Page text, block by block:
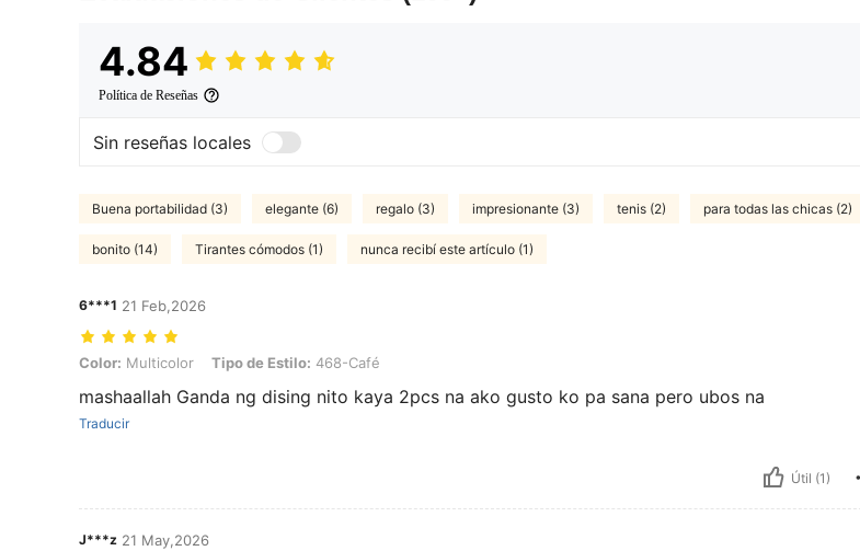
4.84
Política de Reseñas
Sin reseñas locales
Buena portabilidad (3) elegante (6) regalo (3) impresionante (3) tenis (2) para todas las chicas (2)
bonito (14) Tirantes cómodos (1) nunca recibí este artículo (1)
6***1 21 Feb,2026
Color: Multicolor, Tipo de Estilo: 468-Café
Color: Multicolor Tipo de Estilo: 468-Café
mashaallah Ganda ng dising nito kaya 2pcs na ako gusto ko pa sana pero ubos na
Traducir
Útil (1)
J***z 21 May,2026